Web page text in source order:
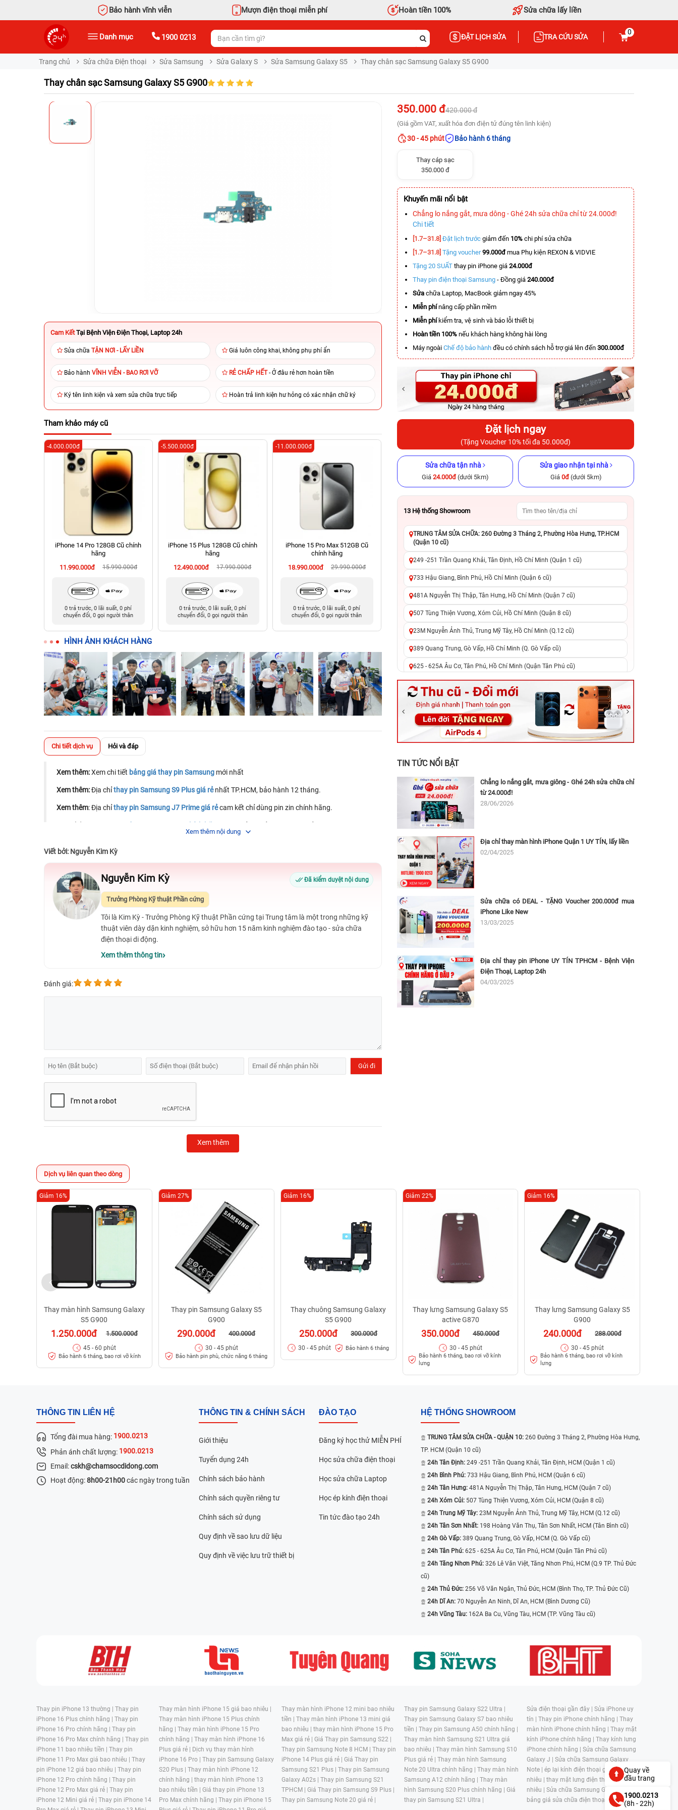
Bảo hành vĩnh viễn Mượn điện thoại miễn phí Hoàn tiền 100% Sửa chữa lấy liền
Danh mục 1900 0213 ĐẶT LỊCH SỬA TRA CỨU SỬA
0
Trang chủ Sửa chữa Điện thoại Sửa Samsung Sửa Galaxy S Sửa Samsung Galaxy S5 Thay chân sạc Samsung Galaxy S5 G900
Thay chân sạc Samsung Galaxy S5 G900
Cam Kết Tại Bệnh Viện Điện Thoại, Laptop 24h
Sửa chữa TẬN NƠI - LẤY LIỀN Giá luôn công khai, không phụ phí ẩn
Bảo hành VĨNH VIỄN - BAO RƠI VỠ RẺ CHẤP HẾT- Ở đâu rẻ hơn hoàn tiền
Ký tên linh kiện và xem sửa chữa trực tiếp Hoàn trả linh kiện hư hỏng có xác nhận chữ ký
Tham khảo máy cũ
iPhone 14 Pro 128GB Cũ chính
hãng
11.990.000đ
15.990.000đ
-4.000.000đ
0 trả trước, 0 lãi suất, 0 phí
chuyển đổi, 0 gọi người thân
iPhone 15 Plus 128GB Cũ chính
hãng
12.490.000đ
17.990.000đ
-5.500.000đ
0 trả trước, 0 lãi suất, 0 phí
chuyển đổi, 0 gọi người thân
iPhone 15 Pro Max 512GB Cũ
chính hãng
18.990.000đ
29.990.000đ
-11.000.000đ
0 trả trước, 0 lãi suất, 0 phí
chuyển đổi, 0 gọi người thân
iPhone 14 Pro Max 256GB Cũ
chính hãng
14.990.000đ
20.990.000đ
-6.000.000đ
chuyển đổi, 0 gọi người thân
hãng
4.490.000đ
10.990.000đ
-6.500.000đ
chuyển đổi, 0 gọi người thân
-5.500.000đ
HÌNH ẢNH KHÁCH HÀNG
Chi tiết dịch vụ Hỏi và đáp
Xem thêm:Xem chi tiết bảng giá thay pin Samsung mới nhất
Xem thêm:Địa chỉthay pin Samsung S9 Plus giá rẻnhất TP.HCM, bảo hành 12 tháng.
Xem thêm: Địa chỉthay pin Samsung J7 Prime giá rẻcam kết chỉ dùng pin zin chính hãng.
Xem thêm nội dung
Viết bởi: Nguyễn Kim Kỳ
Nguyễn Kim Kỳ Đã kiểm duyệt nội dung
Trưởng Phòng Kỹ thuật Phần cứng
Tôi là Kim Kỳ - Trưởng Phòng Kỹ thuật Phần cứng tại Trung tâm là một trong những kỹ
thuật viên dày dặn kinh nghiệm, sở hữu hơn 15 năm kinh nghiệm đào tạo - sửa chữa
điện thoại di động.
Xem thêm thông tin
Đánh giá:
Xem thêm
350.000 đ420.000 đ
(Giá gồm VAT, xuất hóa đơn điện tử đúng tên linh kiện)
30 - 45 phút Bảo hành 6 tháng
Thay cáp sạc
350.000 đ
Khuyến mãi nổi bật
Chẳng lo nắng gắt, mưa dông - Ghé 24h sửa chữa chỉ từ 24.000đ!
Chi tiết
[1.7–31.8] Đặt lịch trước giảm đến 10% chi phí sửa chữa
[1.7–31.8] Tặng voucher 99.000đmua Phụ kiện REXON & VIDVIE
Tặng 20 SUẤT thay pin iPhone giá 24.000đ
Thay pin điện thoại Samsung - Đồng giá 240.000đ
Sửa chữa Laptop, MacBook giảm ngay 45%
Miễn phínâng cấp phần mềm
Miễn phíkiểm tra, vệ sinh và báo lỗi thiết bị
Hoàn tiền 100% nếu khách hàng không hài lòng
Máy ngoài Chế độ bảo hành đều có chính sách hỗ trợ giá lên đến 300.000đ
Đặt lịch ngay
(Tặng Voucher 10% tối đa 50.000đ)
Sửa chữa tận nhà
Giá 24.000đ(dưới 5km)
Sửa giao nhận tại nhà
Giá 0đ(dưới 5km)
13 Hệ thống Showroom
TRUNG TÂM SỬA CHỮA: 260 Đường 3 Tháng 2, Phường Hòa Hưng, TP.HCM
(Quận 10 cũ)
249 -251 Trần Quang Khải, Tân Định, Hồ Chí Minh (Quận 1 cũ)
733 Hậu Giang, Bình Phú, Hồ Chí Minh (Quận 6 cũ)
481A Nguyễn Thị Thập, Tân Hưng, Hồ Chí Minh (Quận 7 cũ)
507 Tùng Thiện Vương, Xóm Củi, Hồ Chí Minh (Quận 8 cũ)
23M Nguyễn Ảnh Thủ, Trung Mỹ Tây, Hồ Chí Minh (Q.12 cũ)
389 Quang Trung, Gò Vấp, Hồ Chí Minh (Q. Gò Vấp cũ)
625 - 625A Âu Cơ, Tân Phú, Hồ Chí Minh (Quận Tân Phú cũ)
326 Lê Văn Việt, Tăng Nhơn Phú, Hồ Chí Minh (Q.9 TP. Thủ Đức cũ)
256 Võ Văn Ngân, Thủ Đức, Hồ Chí Minh (Bình Thọ, TP. Thủ Đức Cũ)
70 Nguyễn An Ninh, Dĩ An, Hồ Chí Minh (Bình Dương Cũ)
24h Vũng Tàu: 162A Ba Cu, Vũng Tàu, Hồ Chí Minh (TP. Vũng Tàu cũ)
TIN TỨC NỔI BẬT
Chẳng lo nắng gắt, mưa giông - Ghé 24h sửa chữa chỉ
từ 24.000đ!
28/06/2026
Địa chỉ thay màn hình iPhone Quận 1 UY TÍN, lấy liền
02/04/2025
Sửa chữa có DEAL - TẶNG Voucher 200.000đ mua
iPhone Like New
13/03/2025
Địa chỉ thay pin iPhone UY TÍN TPHCM - Bệnh Viện
Điện Thoại, Laptop 24h
04/03/2025
Dịch vụ liên quan theo dòng
Thay màn hình Samsung Galaxy
S5 G900
1.250.000đ 1.500.000đ
Giảm 16%
45 - 60 phút
Bảo hành 6 tháng, bao rơi vỡ kính
Thay pin Samsung Galaxy S5
G900
290.000đ 400.000đ
Giảm 27%
30 - 45 phút
Bảo hành pin phù, chức năng 6 tháng
Thay chuông Samsung Galaxy
S5 G900
250.000đ 300.000đ
Giảm 16%
30 - 45 phút Bảo hành 6 tháng
Thay lưng Samsung Galaxy S5
active G870
350.000đ 450.000đ
Giảm 22%
30 - 45 phút
Bảo hành 6 tháng, bao rơi vỡ kính
lưng
Thay lưng Samsung Galaxy S5
G900
240.000đ 288.000đ
Giảm 16%
30 - 45 phút
Bảo hành 6 tháng, bao rơi vỡ kính
lưng
THÔNG TIN LIÊN HỆ
Tổng đài mua hàng: 1900.0213
Phản ánh chất lượng: 1900.0213
Email:cskh@chamsocdidong.com
Hoạt động:8h00-21h00các ngày trong tuần
THÔNG TIN & CHÍNH SÁCH
Giới thiệu
Tuyển dụng 24h
Chính sách bảo hành
Chính sách quyền riêng tư
Chính sách sử dụng
Quy định về sao lưu dữ liệu
Quy định về việc lưu trữ thiết bị
ĐÀO TẠO
Đăng ký học thử MIỄN PHÍ
Học sửa chữa điện thoại
Học sửa chữa Laptop
Học ép kính điện thoại
Tin tức đào tạo 24h
HỆ THỐNG SHOWROOM
TRUNG TÂM SỬA CHỮA - QUẬN 10: 260 Đường 3 Tháng 2, Phường Hòa Hưng,
TP. HCM (Quận 10 cũ)
24h Tân Định: 249 -251 Trần Quang Khải, Tân Định, HCM (Quận 1 cũ)
24h Bình Phú: 733 Hậu Giang, Bình Phú, HCM (Quận 6 cũ)
24h Tân Hưng: 481A Nguyễn Thị Thập, Tân Hưng, HCM (Quận 7 cũ)
24h Xóm Củi: 507 Tùng Thiện Vương, Xóm Củi, HCM (Quận 8 cũ)
24h Trung Mỹ Tây: 23M Nguyễn Ảnh Thủ, Trung Mỹ Tây, HCM (Q.12 cũ)
24h Tân Sơn Nhất: 198 Hoàng Văn Thụ, Tân Sơn Nhất, HCM (Tân Bình cũ)
24h Gò Vấp: 389 Quang Trung, Gò Vấp, HCM (Q. Gò Vấp cũ)
24h Tân Phú: 625 - 625A Âu Cơ, Tân Phú, HCM (Quận Tân Phú cũ)
24h Tăng Nhơn Phú: 326 Lê Văn Việt, Tăng Nhơn Phú, HCM (Q.9 TP. Thủ Đức
cũ)
24h Thủ Đức: 256 Võ Văn Ngân, Thủ Đức, HCM (Bình Thọ, TP. Thủ Đức Cũ)
24h Dĩ An: 70 Nguyễn An Ninh, Dĩ An, HCM (Bình Dương Cũ)
24h Vũng Tàu: 162A Ba Cu, Vũng Tàu, HCM (TP. Vũng Tàu cũ)
Thay pin iPhone 13 thường | Thay pin
iPhone 16 Plus chính hãng | Thay pin
iPhone 16 Pro chính hãng | Thay pin
iPhone 16 Pro Max chính hãng | Thay pin
iPhone 11 bao nhiêu tiền | Thay pin
iPhone 11 Pro Max giá bao nhiêu | Thay
pin iPhone 12 giá bao nhiêu | Thay pin
iPhone 12 Pro chính hãng | Thay pin
iPhone 12 Pro Max giá rẻ | Thay pin
iPhone 12 Mini giá rẻ | Thay pin iPhone 14
Thay màn hình iPhone 15 giá bao nhiêu |
Thay màn hình iPhone 15 Plus chính
hãng | Thay màn hình iPhone 15 Pro
chính hãng | Thay màn hình iPhone 16
Plus giá rẻ |
Dịch vụ thay màn hình
iPhone 16 Pro | Thay pin Samsung Galaxy
S20 Plus | Thay màn hình iPhone 12
chính hãng | thay màn hình iPhone 13
bao nhiêu tiền | Giá thay pin iPhone 13
Pro Max chính hãng | Thay pin iPhone 15
Thay màn hình iPhone 12 mini bao nhiêu
tiền | Thay màn hình iPhone 13 mini giá
bao nhiêu | thay màn hình iPhone 15 Pro
Max giá rẻ | Giá Thay pin Samsung S22 |
Thay pin Samsung Note 8 HCM | Thay pin
iPhone 14 Plus giá rẻ | Giá Thay pin
Samsung S21 Plus | Thay pin Samsung
Galaxy A02s | Thay pin Samsung S21
TPHCM | Giá Thay pin Samsung S9 Plus |
Thay pin Samsung Note 20 giá rẻ |
Thay pin Samsung Galaxy S22 Ultra |
Thay pin Samsung Galaxy S7 bao nhiêu
tiền | Thay pin Samsung A50 chính hãng |
Thay màn hình Samsung S21 Ultra giá
bao nhiêu | Thay màn hình Samsung S10
Plus giá rẻ | Thay màn hình Samsung
Note 20 Ultra chính hãng | Thay màn hình
Samsung A12 chính hãng | Thay màn
hình Samsung S20 Plus chính hãng | Giá
thay pin Samsung S21 Ultra |
Sửa điện thoại gần đây | Sửa iPhone uy
tín | Thay pin iPhone chính hãng | Thay
màn hình iPhone chính hãng | Thay mặt
kính iPhone chính hãng | Thay kính lưng
iPhone chính hãng | Sửa chữa Samsung
Galaxy J | Sửa chữa Samsung Galaxy
Note | ép lại kính điện thoại giá bao
nhiêu | thay mặt lưng điện thoại giá bao
nhiêu | Sửa chữa Samsung Galaxy S |
bảng giá sửa chữa điện thoại samsung |
Quay về
đầu trang
1900.0213
(8h - 22h)